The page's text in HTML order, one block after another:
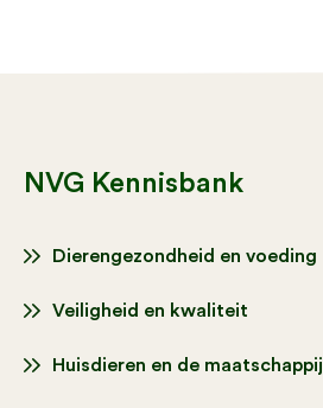
NVG Kennisbank
Dierengezondheid en voeding
Veiligheid en kwaliteit
Huisdieren en de maatschappij